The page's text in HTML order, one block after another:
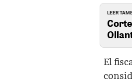
LEER
El